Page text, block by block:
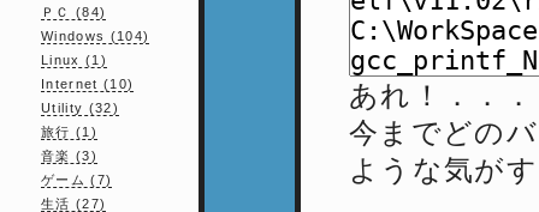
ＰＣ (84)
Windows (104)
Linux (1)
Internet (10)
Utility (32)
旅行 (1)
音楽 (3)
ゲーム (7)
生活 (27)
あれ！．．
今までどの
ような気が